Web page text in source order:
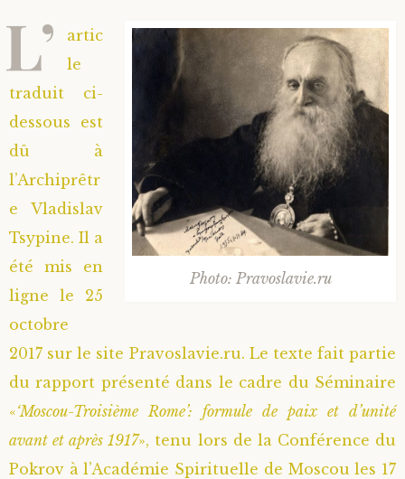
Photo: Pravoslavie.ru
L’
artic
le
traduit ci-
dessous est
dû à
l’Archiprêtr
e Vladislav
Tsypine. Il a
été mis en
ligne le 25
octobre
2017 sur le site Pravoslavie.ru. Le texte fait partie
du rapport présenté dans le cadre du Séminaire
«‘Moscou-Troisième Rome’: formule de paix et d’unité
avant et après 1917», tenu lors de la Conférence du
Pokrov à l’Académie Spirituelle de Moscou les 17